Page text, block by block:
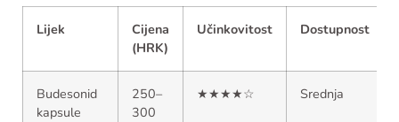
Lijek
Cijena
(HRK)
Učinkovitost Dostupnost
Budesonid
kapsule
250–
300
★★★★☆ Srednja